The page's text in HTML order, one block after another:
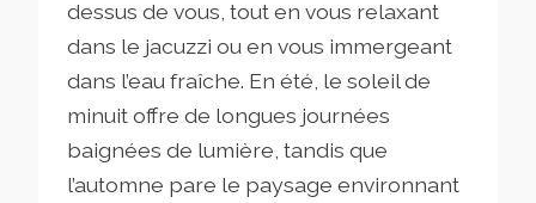
dessus de vous, tout en vous relaxant
dans le jacuzzi ou en vous immergeant
dans l’eau fraîche. En été, le soleil de
minuit offre de longues journées
baignées de lumière, tandis que
l’automne pare le paysage environnant